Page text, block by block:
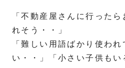
「不動産屋さんに行った
れそう・・」
「難しい用語ばかり使わ
い・・」「小さい子供もい